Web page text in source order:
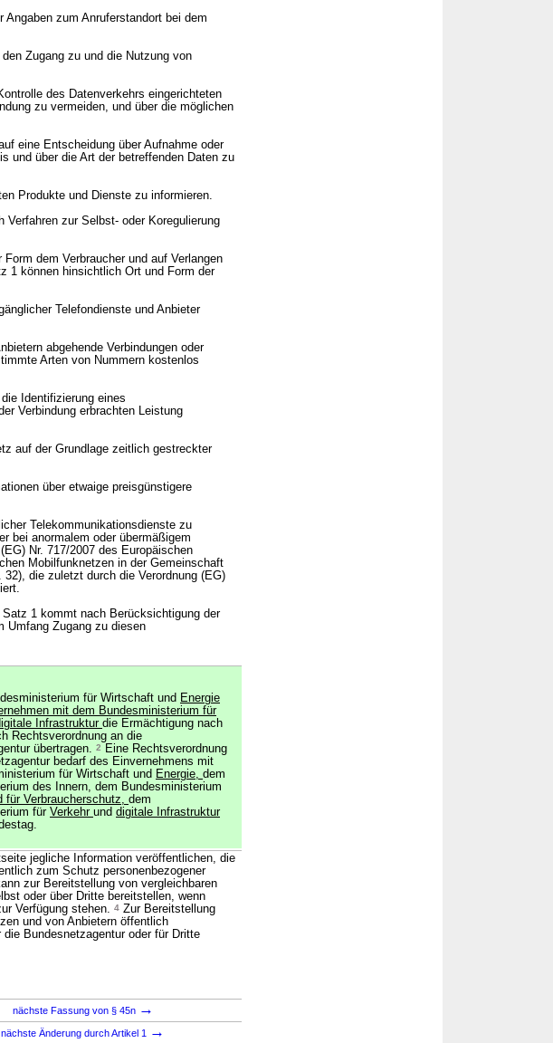
zum Anruferstandort bei dem
Zugang zu und die Nutzung von
des Datenverkehrs eingerichteten
zu vermeiden, und über die möglichen
eine Entscheidung über Aufnahme oder
und über die Art der betreffenden Daten zu
Produkte und Dienste zu informieren.
zur Selbst- oder Koregulierung
dem Verbraucher und auf Verlangen
1 können hinsichtlich Ort und Form der
Telefondienste und Anbieter
abgehende Verbindungen oder
Arten von Nummern kostenlos
Identifizierung eines
Verbindung erbrachten Leistung
auf der Grundlage zeitlich gestreckter
über etwaige preisgünstigere
Telekommunikationsdienste zu
bei anormalem oder übermäßigem
Nr. 717/2007 des Europäischen
Mobilfunknetzen in der Gemeinschaft
die zuletzt durch die Verordnung (EG)
1 kommt nach Berücksichtigung der
Umfang Zugang zu diesen
für Wirtschaft und Energie
mit dem Bundesministerium für
Infrastruktur die Ermächtigung nach
Rechtsverordnung an die
übertragen. 2
Eine Rechtsverordnung
bedarf des Einvernehmens mit
für Wirtschaft und Energie, dem
des Innern, dem Bundesministerium
für Verbraucherschutz, dem
für Verkehr und digitale Infrastruktur
jegliche Information veröffentlichen, die
zum Schutz personenbezogener
zur Bereitstellung von vergleichbaren
oder über Dritte bereitstellen, wenn
Verfügung stehen. 4 Zur Bereitstellung
und von Anbietern öffentlich
Bundesnetzagentur oder für Dritte
nächste Fassung von § 45n →
nächste Änderung durch Artikel 1 →